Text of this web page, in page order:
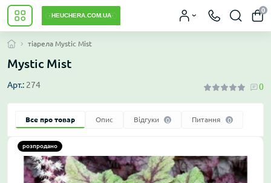
0
тіарела Mystic Mist
Mystic Mist
Арт.: 274 0
Все про товар Опис Відгуки 0 Питання 0
розпродано